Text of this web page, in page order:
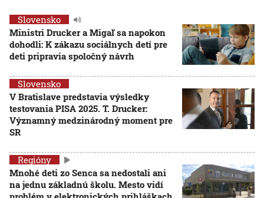
Slovensko
Ministri Drucker a Migaľ sa napokon
dohodli: K zákazu sociálnych detí pre
deti pripravia spoločný návrh
Slovensko
V Bratislave predstavia výsledky
testovania PISA 2025. T. Drucker:
Významný medzinárodný moment pre
SR
Regióny
Mnohé deti zo Senca sa nedostali ani
na jednu základnú školu. Mesto vidí